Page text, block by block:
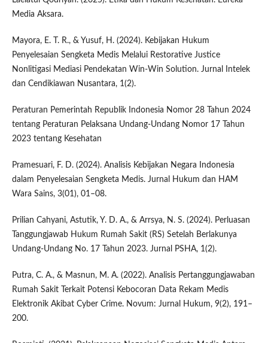
Media Aksara.
Mayora, E. T. R., & Yusuf, H. (2024). Kebijakan Hukum
Penyelesaian Sengketa Medis Melalui Restorative Justice
Nonlitigasi Mediasi Pendekatan Win-Win Solution. Jurnal Intelek
dan Cendikiawan Nusantara, 1(2).
Peraturan Pemerintah Republik Indonesia Nomor 28 Tahun 2024
tentang Peraturan Pelaksana Undang-Undang Nomor 17 Tahun
2023 tentang Kesehatan
Pramesuari, F. D. (2024). Analisis Kebijakan Negara Indonesia
dalam Penyelesaian Sengketa Medis. Jurnal Hukum dan HAM
Wara Sains, 3(01), 01–08.
Prilian Cahyani, Astutik, Y. D. A., & Arrsya, N. S. (2024). Perluasan
Tanggungjawab Hukum Rumah Sakit (RS) Setelah Berlakunya
Undang-Undang No. 17 Tahun 2023. Jurnal PSHA, 1(2).
Putra, C. A., & Masnun, M. A. (2022). Analisis Pertanggungjawaban
Rumah Sakit Terkait Potensi Kebocoran Data Rekam Medis
Elektronik Akibat Cyber Crime. Novum: Jurnal Hukum, 9(2), 191–
200.